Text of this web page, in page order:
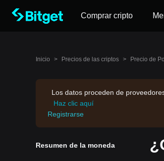
Comprar cripto
Inicio > Precios de las criptos > Precio de
Los datos proceden de
Haz clic aquí
Registrarse
Resumen de la moneda